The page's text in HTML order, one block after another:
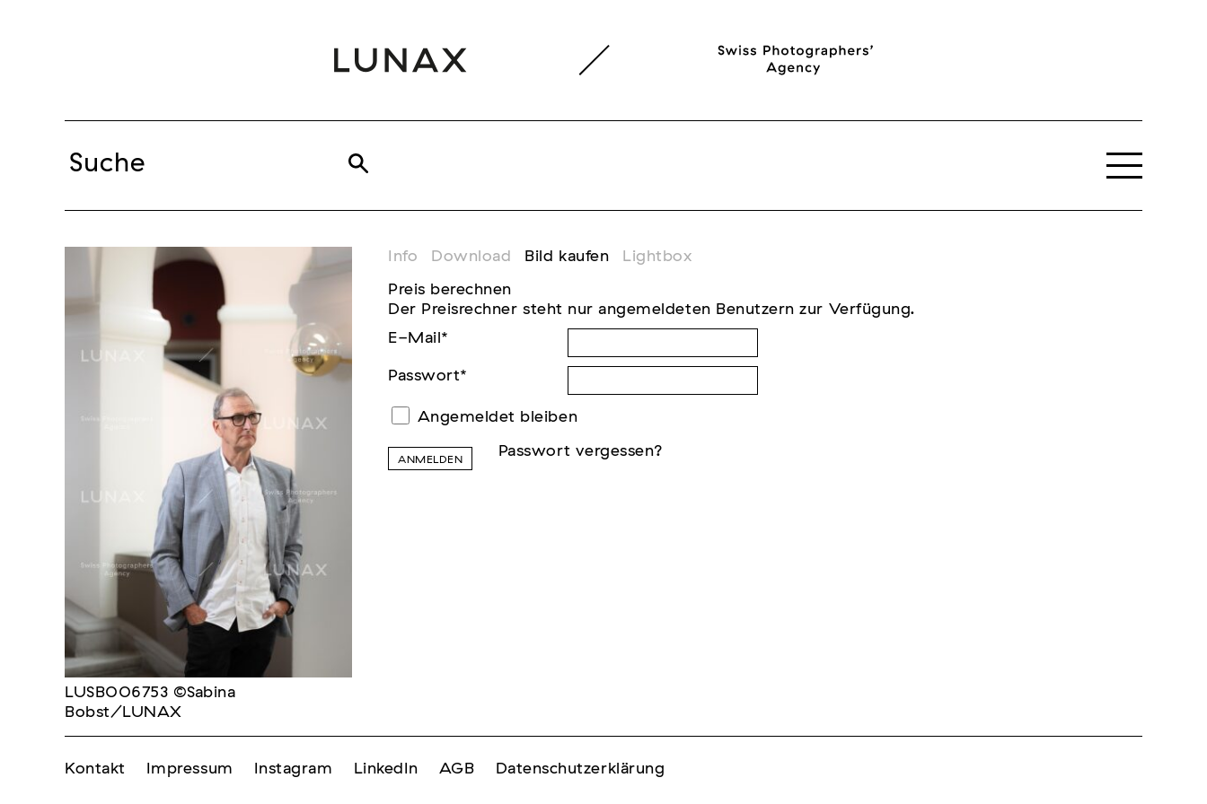
LUSB006753 ©Sabina
Bobst/LUNAX
Info Download Bild kaufen Lightbox
Preis berechnen
Der Preisrechner steht nur angemeldeten Benutzern zur Verfügung.
E-Mail *
Passwort*
Angemeldet bleiben
ANMELDEN Passwort vergessen?
Kontakt Impressum Instagram LinkedIn AGB Datenschutzerklärung